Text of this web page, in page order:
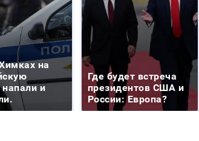
на
и
Где будет встреча
президентов США и
России: Европа?